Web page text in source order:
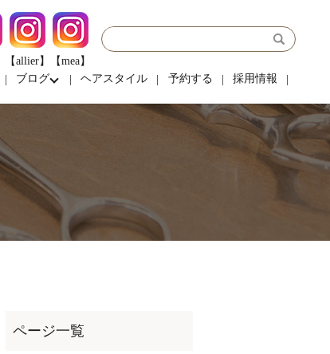
ブログ ヘアスタイル 予約する 採用情報
【allier】 【mea】